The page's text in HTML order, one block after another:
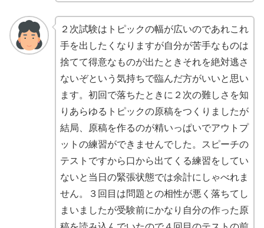
２次試験はトピックの幅が広いのであれこれ
手を出したくなりますが自分が苦手なものは
捨てて得意なものが出たときそれを絶対逃さ
ないぞという気持ちで臨んだ方がいいと思い
ます。初回で落ちたときに２次の難しさを知
りあらゆるトピックの原稿をつくりましたが
結局、原稿を作るのが精いっぱいでアウトプ
ットの練習ができませんでした。スピーチの
テストですから口から出てくる練習をしてい
ないと当日の緊張状態では余計にしゃべれま
せん。３回目は問題との相性が悪く落ちてし
まいましたが受験前にかなり自分の作った原